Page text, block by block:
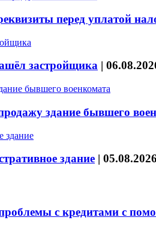
перед уплатой
застройщика |
здание бывшего
здание | 05.08.2026
с кредитами с